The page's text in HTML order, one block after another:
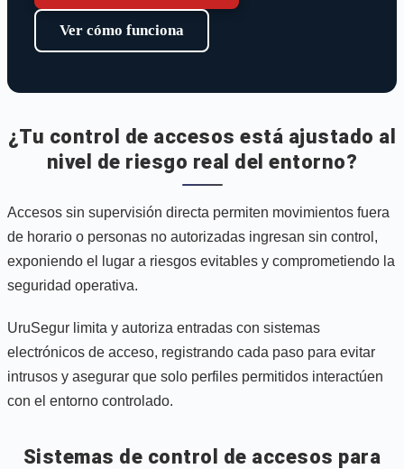
Ver cómo funciona
¿Tu control de accesos está ajustado al
nivel de riesgo real del entorno?
Accesos sin supervisión directa permiten movimientos fuera
de horario o personas no autorizadas ingresan sin control,
exponiendo el lugar a riesgos evitables y comprometiendo la
seguridad operativa.
UruSegur limita y autoriza entradas con sistemas
electrónicos de acceso, registrando cada paso para evitar
intrusos y asegurar que solo perfiles permitidos interactúen
con el entorno controlado.
Sistemas de control de accesos para